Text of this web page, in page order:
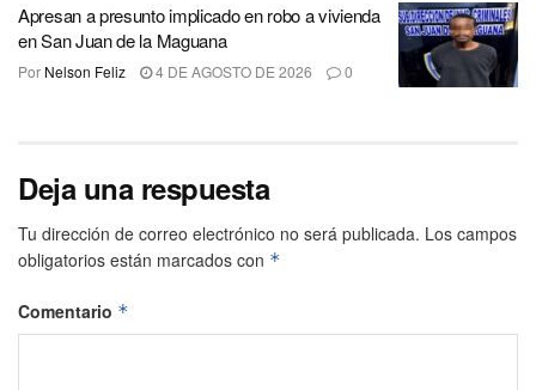
Apresan a presunto implicado en robo a vivienda
en San Juan de la Maguana
Por Nelson Feliz 4 DE AGOSTO DE 2026 0
Deja una respuesta
Tu dirección de correo electrónico no será publicada. Los campos
obligatorios están marcados con *
Comentario *